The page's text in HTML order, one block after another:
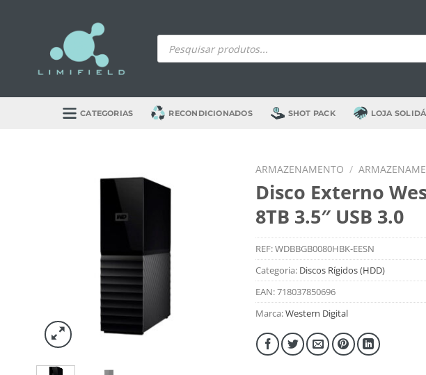
Products
search
CATEGORIAS RECONDICIONADOS SHOT PACK LOJA
ARMAZENAMENTO /
Disco Externo
8TB 3.5″ USB 3.0
REF:WDBBGB0080HBK-EESN
Categoria: Discos Rígidos (HDD)
EAN:718037850696
Marca:Western Digital